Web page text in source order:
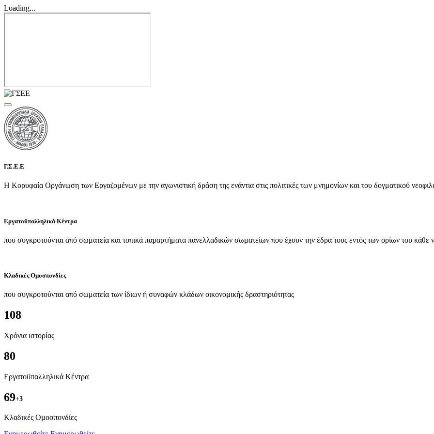
Loading...
Γ.Σ.Ε.Ε
Η Κορυφαία Οργάνωση των Εργαζομένων με την αγωνιστική δράση της ενάντια στις πολιτικές των μνημονίων και του δογματικού
Εργατοϋπαλληλικά Κέντρα
που συγκροτούνται από σωματεία και τοπικά παραρτήματα πανελλαδικών σωματείων που έχουν την έδρα τους εντός των ορίων του κάθε
Κλαδικές Ομοσπονδίες
που συγκροτούνται από σωματεία των ίδιων ή συναφών κλάδων οικονομικής δραστηριότητας
108
Χρόνια ιστορίας
80
Εργατοϋπαλληλικά Κέντρα
69+3
Kλαδικές Ομοσπονδίες